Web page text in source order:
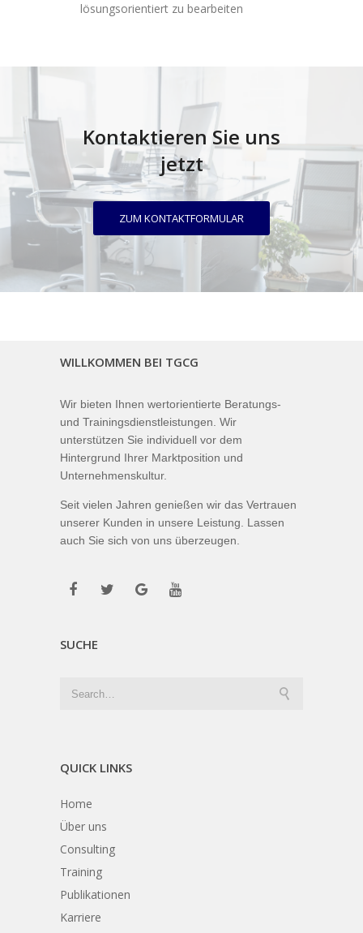
lösungsorientiert zu bearbeiten
Kontaktieren Sie uns
jetzt
ZUM KONTAKTFORMULAR
WILLKOMMEN BEI TGCG
Wir bieten Ihnen wertorientierte Beratungs-
und Trainingsdienstleistungen. Wir
unterstützen Sie individuell vor dem
Hintergrund Ihrer Marktposition und
Unternehmenskultur.
Seit vielen Jahren genießen wir das Vertrauen
unserer Kunden in unsere Leistung. Lassen
auch Sie sich von uns überzeugen.
SUCHE
QUICK LINKS
Home
Über uns
Consulting
Training
Publikationen
Karriere